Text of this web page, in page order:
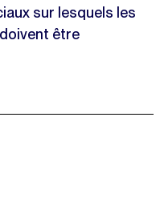
sur lesquels les
être